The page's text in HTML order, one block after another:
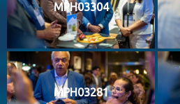
MPH03304
MPH03281